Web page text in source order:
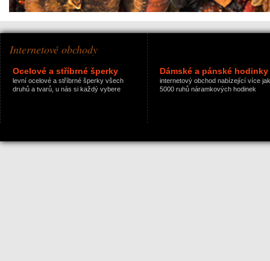
Internetové obchody
Ocelové a stříbrné šperky
levní ocelové a stříbrné šperky všech
druhů a tvarů, u nás si každý vybere
Dámské a pánské hodinky
internetový obchod nabízející více jak
5000 ruhů náramkových hodinek